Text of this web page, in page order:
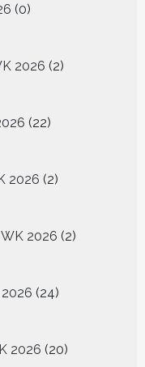
0
producten
2026 2
producten
22
producten
2026 2
producten
2026 2
producten
24
producten
2026 20
producten